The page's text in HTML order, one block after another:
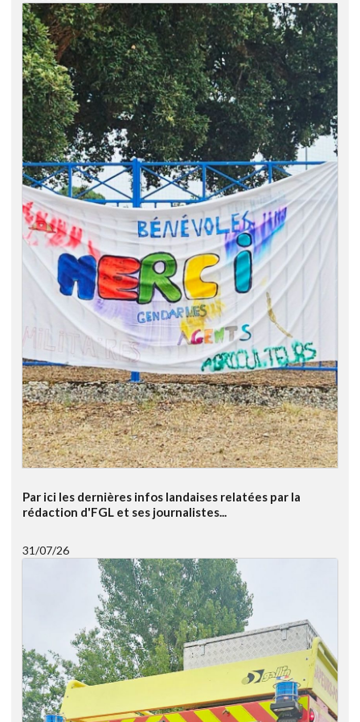
Par ici les dernières infos landaises relatées par la
rédaction d'FGL et ses journalistes...
31/07/26